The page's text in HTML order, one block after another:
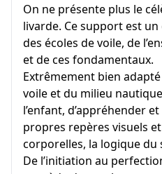
On ne présente plus le
livarde. Ce support est
des écoles de voile, de
et de ces fondamentaux.
Extrêmement bien
voile et du milieu
l’enfant, d’appréhender
propres repères visuels
corporelles, la logique du
De l’initiation au